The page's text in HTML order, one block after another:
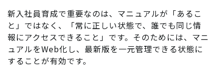
新入社員育成で重要なのは、マニュアルが「あるこ
と」ではなく、「常に正しい状態で、誰でも同じ情
報にアクセスできること」です。そのためには、マニ
ュアルをWeb化し、最新版を一元管理できる状態に
することが有効です。